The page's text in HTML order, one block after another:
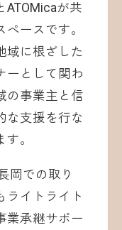
ATOMicaが共
ースです。
域に根ざした
ーとして関わ
の事業主と信
な支援を行な
。
岡での取り
ライトライト
業承継サポー